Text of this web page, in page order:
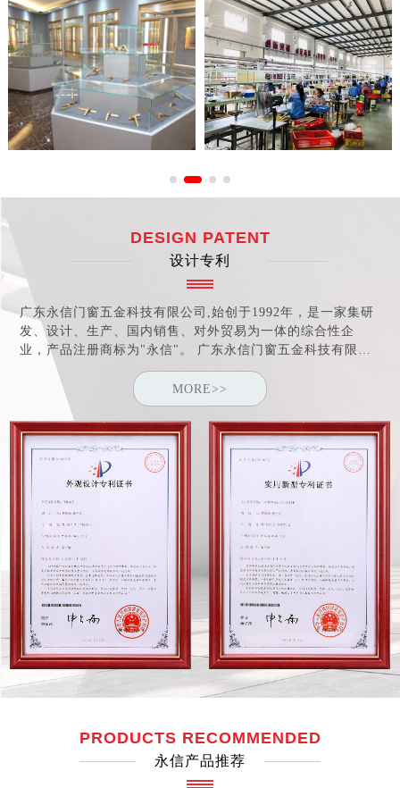
DESIGN PATENT
设计专利
广东永信门窗五金科技有限公司,始创于1992年，是一家集研
发、设计、生产、国内销售、对外贸易为一体的综合性企
业，产品注册商标为"永信"。 广东永信门窗五金科技有限公
司于2005年取得"中国建筑金属结构协会"会员资格，于2006
年荣获"中国优秀绿色产品"证书及"中国消费者信得过产品"称
号。 公司于2007年通过ISO9001:2000认证。
MORE>>
PRODUCTS RECOMMENDED
永信产品推荐